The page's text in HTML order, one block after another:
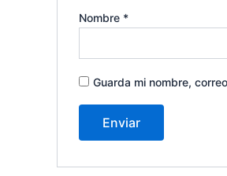
Nombre *
Guarda mi nombre,